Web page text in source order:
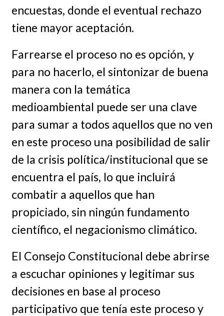
encuestas, donde el eventual rechazo
tiene mayor aceptación.
Farrearse el proceso no es opción, y
para no hacerlo, el sintonizar de buena
manera con la temática
medioambiental puede ser una clave
para sumar a todos aquellos que no ven
en este proceso una posibilidad de salir
de la crisis política/institucional que se
encuentra el país, lo que incluirá
combatir a aquellos que han
propiciado, sin ningún fundamento
científico, el negacionismo climático.
El Consejo Constitucional debe abrirse
a escuchar opiniones y legitimar sus
decisiones en base al proceso
participativo que tenía este proceso y